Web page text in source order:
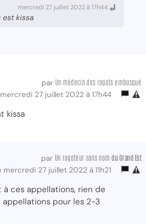
mercredi 27 juillet 2022 à 17h44
est kissa
par Un médecin des ragots embusqué
27 juillet 2022 à 17h44
kissa
par Un ragoteur sans nom du Grand Est
mercredi 27 juillet 2022 à 11h21
ces appellations, rien de
appellations pour les 2-3